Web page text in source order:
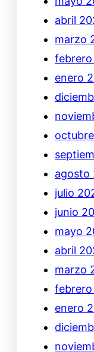
abril
marzo
enero
agosto
julio
junio
mayo
abril
marzo
enero